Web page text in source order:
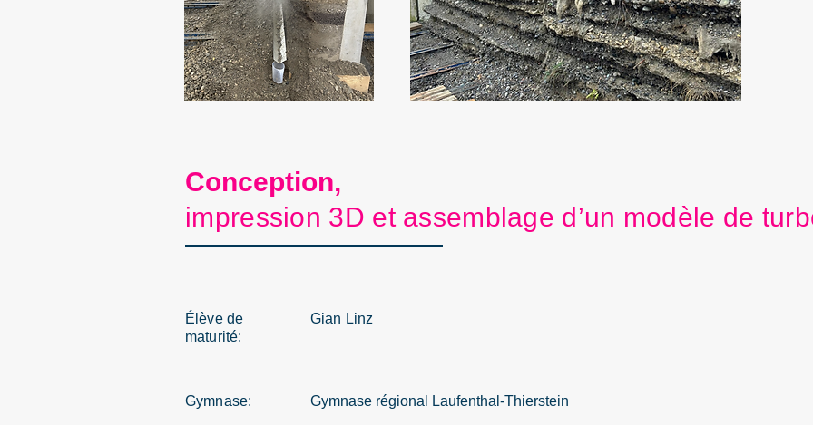
Conception,
impression 3D et assemblage d’un modèle de
Élève de
maturité:
Gian Linz
Gymnase: Gymnase régional Laufenthal-Thierstein